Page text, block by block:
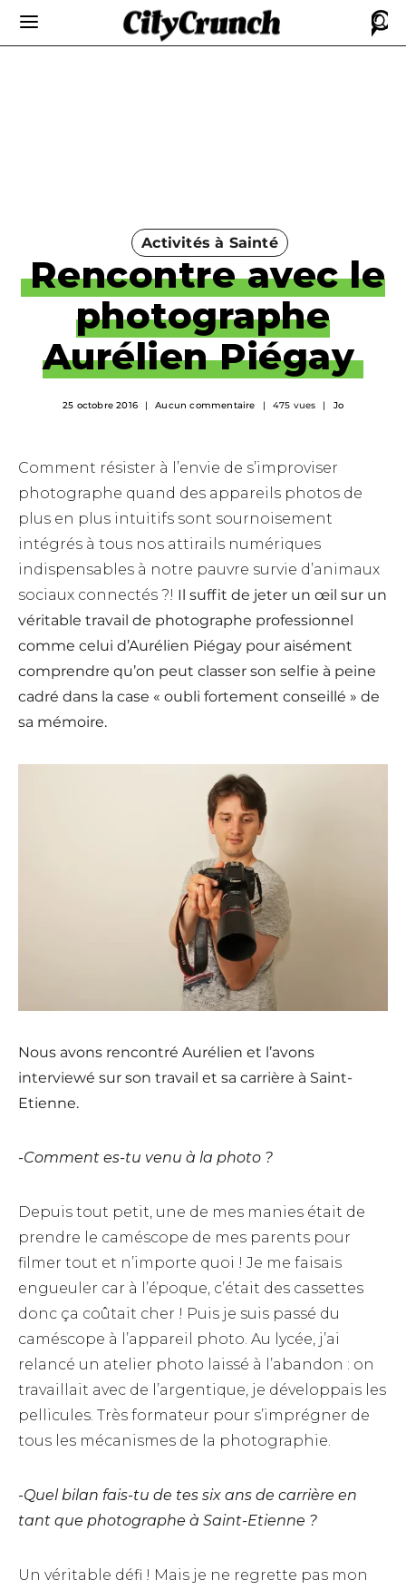
Activités à Sainté
Rencontre avec le
photographe
Aurélien Piégay
25 octobre 2016 Aucun commentaire 475 vues Jo
Comment résister à l’envie de s’improviser
photographe quand des appareils photos de
plus en plus intuitifs sont sournoisement
intégrés à tous nos attirails numériques
indispensables à notre pauvre survie d’animaux
sociaux connectés ?! Il suffit de jeter un œil sur un
véritable travail de photographe professionnel
comme celui d’Aurélien Piégay pour aisément
comprendre qu’on peut classer son selfie à peine
cadré dans la case « oubli fortement conseillé » de
sa mémoire.
Nous avons rencontré Aurélien et l’avons
interviewé sur son travail et sa carrière à Saint-
Etienne.
-Comment es-tu venu à la photo ?
Depuis tout petit, une de mes manies était de
prendre le caméscope de mes parents pour
filmer tout et n’importe quoi ! Je me faisais
engueuler car à l’époque, c’était des cassettes
donc ça coûtait cher ! Puis je suis passé du
caméscope à l’appareil photo. Au lycée, j’ai
relancé un atelier photo laissé à l’abandon : on
travaillait avec de l’argentique, je développais les
pellicules. Très formateur pour s’imprégner de
tous les mécanismes de la photographie.
-Quel bilan fais-tu de tes six ans de carrière en
tant que photographe à Saint-Etienne ?
Un véritable défi ! Mais je ne regrette pas mon